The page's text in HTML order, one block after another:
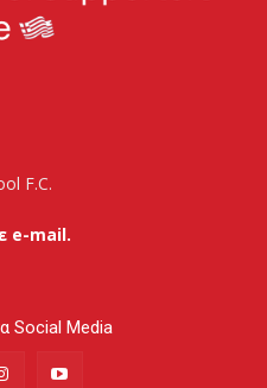
F.C.
e-mail.
Social Media